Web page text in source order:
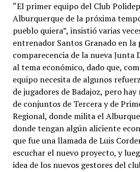
“El primer equipo del Club
Alburquerque de la próxima
pueblo quiera”, insistió varias
entrenador Santos Granado en la
comparecencia de la nueva Junta
al tema económico, dado que,
equipo necesita de algunos
de jugadores de Badajoz, pero
de conjuntos de Tercera y de
Regional, donde milita el
donde tengan algún aliciente
que fue una llamada de Luis
escuchar el nuevo proyecto, y
idea de los nuevos gestores del